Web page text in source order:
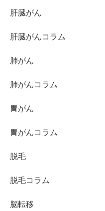
肝臓がん
肝臓がんコラム
肺がん
肺がんコラム
胃がん
胃がんコラム
脱毛
脱毛コラム
脳転移